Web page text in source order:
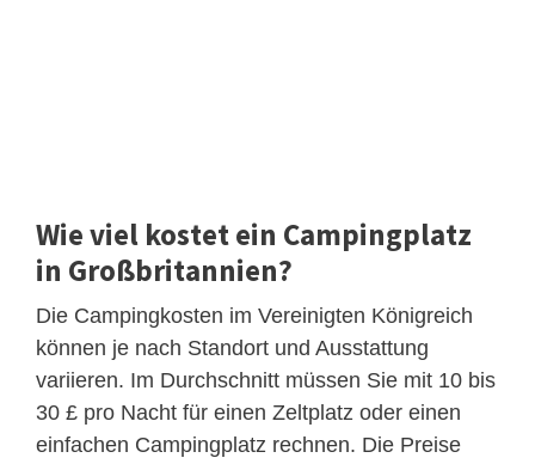
Wie viel kostet ein Campingplatz
in Großbritannien?
Die Campingkosten im Vereinigten Königreich
können je nach Standort und Ausstattung
variieren. Im Durchschnitt müssen Sie mit 10 bis
30 £ pro Nacht für einen Zeltplatz oder einen
einfachen Campingplatz rechnen. Die Preise